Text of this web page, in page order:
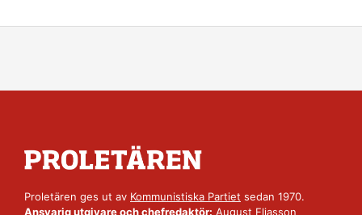
Proletären ges ut av Kommunistiska Partiet sedan 1970.
Ansvarig utgivare och chefredaktör: August Eliasson